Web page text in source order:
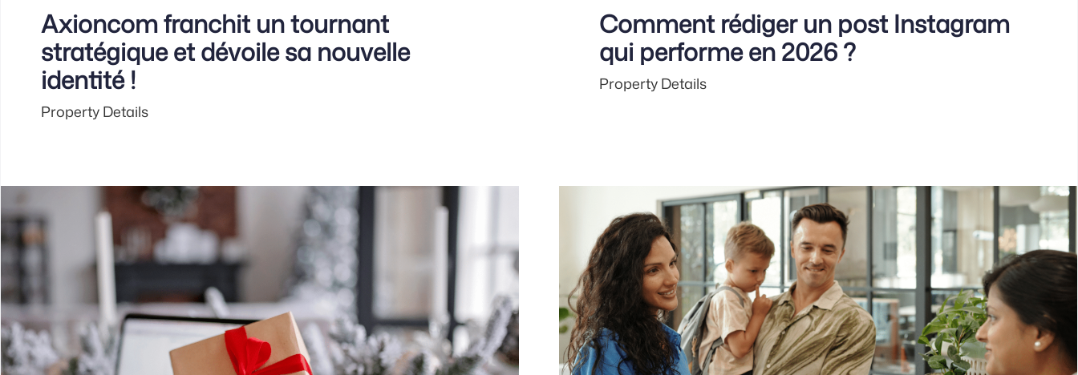
Axioncom franchit un tournant
stratégique et dévoile sa nouvelle
identité !
Property Details
Comment rédiger un post Instagram
qui performe en 2026 ?
Property Details